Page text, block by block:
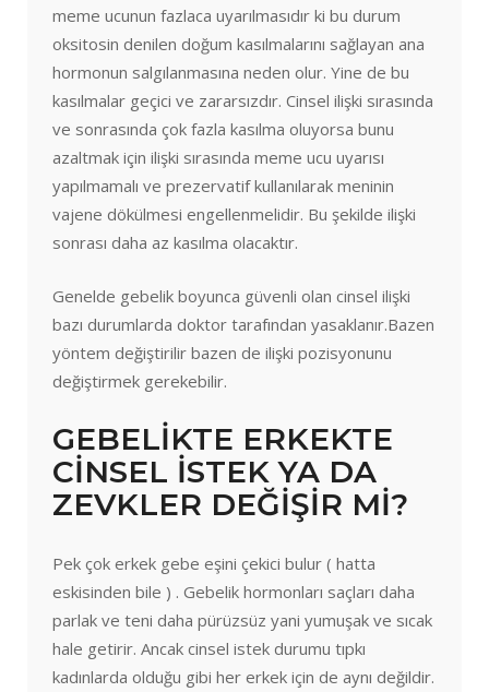
meme ucunun fazlaca uyarılmasıdır ki bu durum
oksitosin denilen doğum kasılmalarını sağlayan ana
hormonun salgılanmasına neden olur. Yine de bu
kasılmalar geçici ve zararsızdır. Cinsel ilişki sırasında
ve sonrasında çok fazla kasılma oluyorsa bunu
azaltmak için ilişki sırasında meme ucu uyarısı
yapılmamalı ve prezervatif kullanılarak meninin
vajene dökülmesi engellenmelidir. Bu şekilde ilişki
sonrası daha az kasılma olacaktır.
Genelde gebelik boyunca güvenli olan cinsel ilişki
bazı durumlarda doktor tarafından yasaklanır.Bazen
yöntem değiştirilir bazen de ilişki pozisyonunu
değiştirmek gerekebilir.
GEBELİKTE ERKEKTE
CİNSEL İSTEK YA DA
ZEVKLER DEĞİŞİR Mİ?
Pek çok erkek gebe eşini çekici bulur ( hatta
eskisinden bile ) . Gebelik hormonları saçları daha
parlak ve teni daha pürüzsüz yani yumuşak ve sıcak
hale getirir. Ancak cinsel istek durumu tıpkı
kadınlarda olduğu gibi her erkek için de aynı değildir.